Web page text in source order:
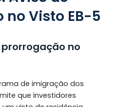
Visto EB-5
prorrogação no
de imigração dos
que investidores